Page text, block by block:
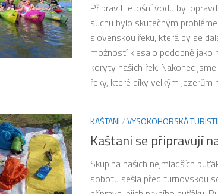
Připravit letošní vodu byl
suchu bylo skutečným
slovenskou řeku, která by se
možností klesalo podobně
koryty našich řek. Nakonec
řeky, které díky velkým jezerům
KAŠTANI/VYSOKOHORSKÁ
Kaštani se připravují
Skupina našich nejmladších
sobotu sešla před turnovskou